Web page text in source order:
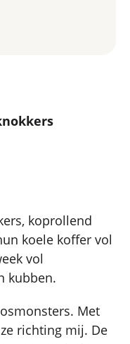
koprollend
koele koffer vol
vol
kubben.
Met
richting mij. De